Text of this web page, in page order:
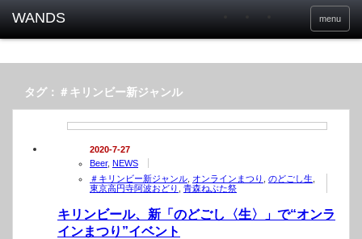
menu
タグ：＃キリンビー新ジャンル
2020-7-27
Beer, NEWS
＃キリンビー新ジャンル オンラインまつり のどごし生
東京高円寺阿波おどり
青森ねぶた祭
キリンビール、新「のどごし〈生〉」で“オンラ
インまつり”イベント